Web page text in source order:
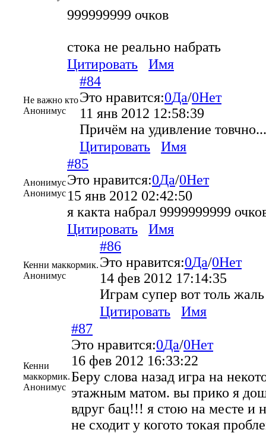
999999999 очков
стока не реально набрать
Цитировать
Имя
Не важно кто
Анонимус
#84
Это нравится:0Да/0Нет
11 янв 2012 12:58:39
Причём на удивление товчно...
Цитировать
Имя
Анонимус
Анонимус
#85
Это нравится:0Да/0Нет
15 янв 2012 02:42:50
я какта набрал 9999999999
Цитировать
Имя
Кенни маккормик.
Анонимус
#86
Это нравится:0Да/0Нет
14 фев 2012 17:14:35
Играм супер вот толь
Цитировать
Имя
Кенни
маккормик.
Анонимус
#87
Это нравится:0Да/0Нет
16 фев 2012 16:33:22
Беру слова назад игра на
этажным матом. вы прико я
вдруг бац!!! я стою на месте и
не сходит у когото токая